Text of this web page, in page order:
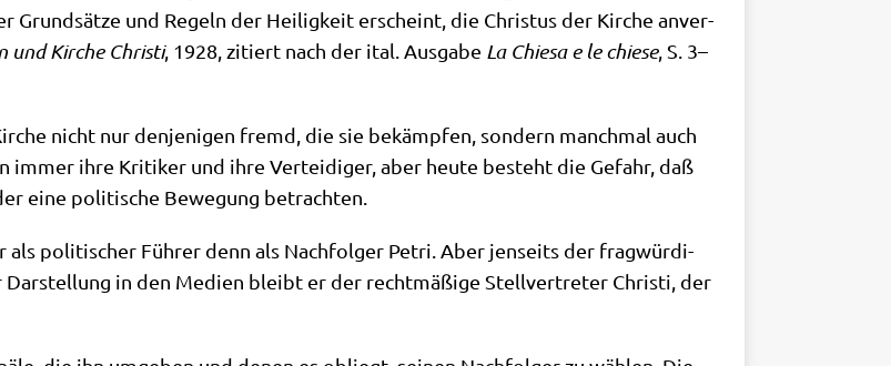
Grund­sät­ze und Regeln der Hei­lig­keit erscheint, die Chri­stus der Kir­che anver­
und Kir­che Chri­sti, 1928, zitiert nach der ital. Aus­ga­be La Chie­sa e le chie­se, S. 3–
nicht nur den­je­ni­gen fremd, die sie bekämp­fen, son­dern manch­mal auch
immer ihre Kri­ti­ker und ihre Ver­tei­di­ger, aber heu­te besteht die Gefahr, daß
eine poli­ti­sche Bewe­gung betrachten.
als poli­ti­scher Füh­rer denn als Nach­fol­ger Petri. Aber jen­seits der frag­wür­di­
Dar­stel­lung in den Medi­en bleibt er der recht­mä­ßi­ge Stell­ver­tre­ter Chri­sti, der